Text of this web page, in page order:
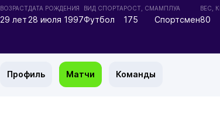
ВОЗРАСТ
29 лет
ДАТА РОЖДЕНИЯ
28 июля 1997
ВИД СПОРТА
Футбол
РОСТ, СМ
175
АМПЛУА
Спортсмен
ВЕС,
80
Профиль Матчи Команды